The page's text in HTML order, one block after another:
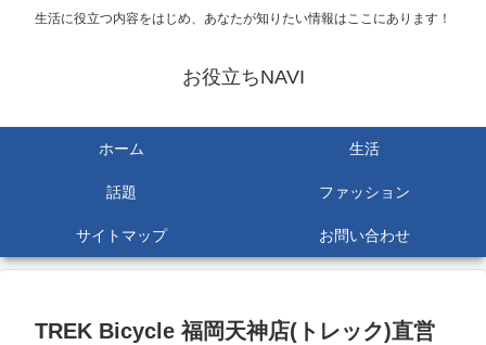
生活に役立つ内容をはじめ、あなたが知りたい情報はここにあります！
お役立ちNAVI
ホーム 生活
話題 ファッション
サイトマップ お問い合わせ
TREK Bicycle 福岡天神店(トレック)直営